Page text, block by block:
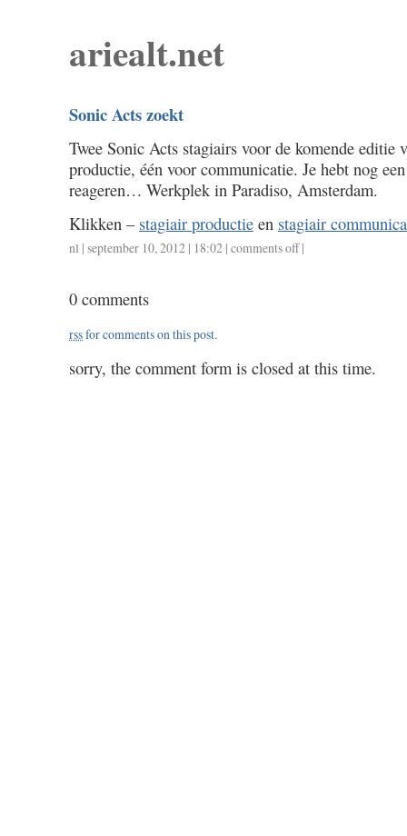
ariealt.net
Sonic Acts zoekt
Twee Sonic Acts stagiairs voor de komende editie
productie, één voor communicatie. Je hebt nog
reageren… Werkplek in Paradiso, Amsterdam.
Klikken – stagiair productie en stagiair
nl | september 10, 2012 | 18:02 | comments offon
|
0 comments
rssfor comments on this post.
sorry, the comment form is closed at this time.